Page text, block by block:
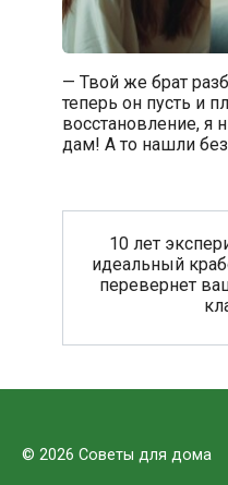
— Твой же брат
теперь он пусть и
восстановление, я
дам! А то нашли
10 лет
идеальный
перевернет
© 2026 Советы для дома